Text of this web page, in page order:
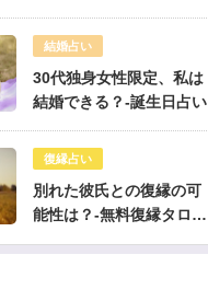
結婚占い
30代独身女性限定、私は
結婚できる？-誕生日占い
復縁占い
別れた彼氏との復縁の可
能性は？-無料復縁タロッ